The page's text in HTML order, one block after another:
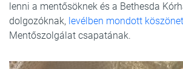
lenni a mentősöknek és a Bethesda
dolgozóknak, levélben mondott
Mentőszolgálat csapatának.